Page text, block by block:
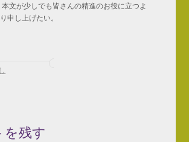
文が少しでも皆さんの精進のお役に立つよ
申し上げたい。
を残す